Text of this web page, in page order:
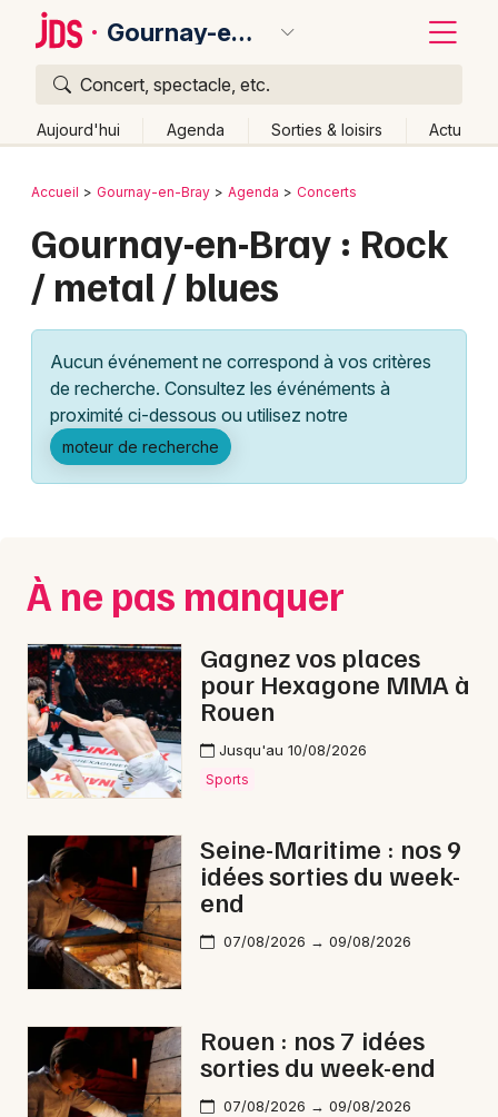
Gournay-en-Bray
Concert, spectacle, etc.
Aujourd'hui Agenda Sorties & loisirs Actu
Publier un événement
Grands événements
Activité & Expérience
Manifestations
Foires & salons
Concerts
Sports
Soirées
Sorties famille
Sorties & loisirs
Rock / metal dans la Seine-Maritime
Rock / metal en Haute-Normandie
Rock / metal en Normandie
Bordeaux
Colmar
Lille
Lyon
Marseille
Mulhouse
Nice
Paris
Strasbourg
Toulouse
Toutes les villes
Retour
Accueil Gournay-en-Bray Agenda Concerts
Gournay-en-Bray : Rock
/ metal / blues
Aucun événement ne correspond à vos critères
de recherche. Consultez les événéments à
proximité ci-dessous ou utilisez notre
moteur de recherche
À ne pas manquer
Gagnez vos places
pour Hexagone MMA à
Rouen
Jusqu'au 10/08/2026
Sports
Seine-Maritime : nos 9
idées sorties du week-
end
07/08/2026 → 09/08/2026
Rouen : nos 7 idées
sorties du week-end
07/08/2026 → 09/08/2026
Quoi ?
Où ?
Haute-Normandie
Partout
Près de moi
Changer de lieu
Aujourd'hui
Demain Ce week-end Autre